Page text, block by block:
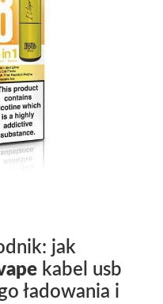
jak
kabel usb
ładowania i